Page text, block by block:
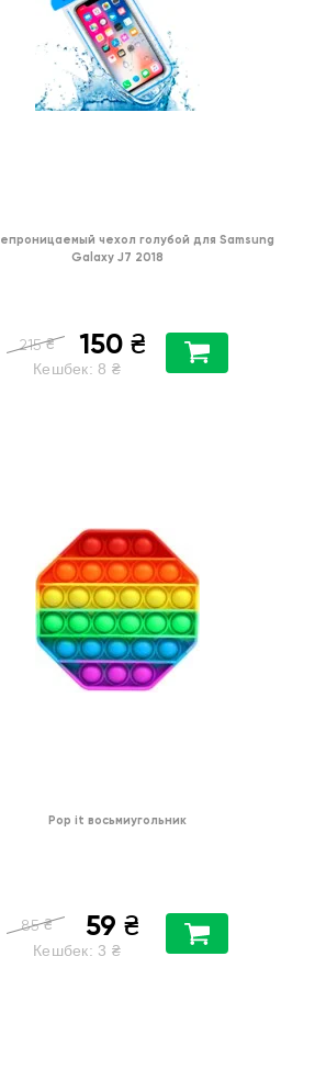
чехол голубой для Samsung
Galaxy J7 2018
215 ₴ 150 ₴
Кешбек: 8 ₴
Pop it восьмиугольник
85 ₴ 59 ₴
Кешбек: 3 ₴